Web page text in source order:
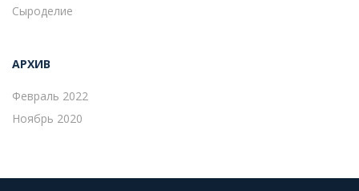
Сыроделие
АРХИВ
Февраль 2022
Ноябрь 2020